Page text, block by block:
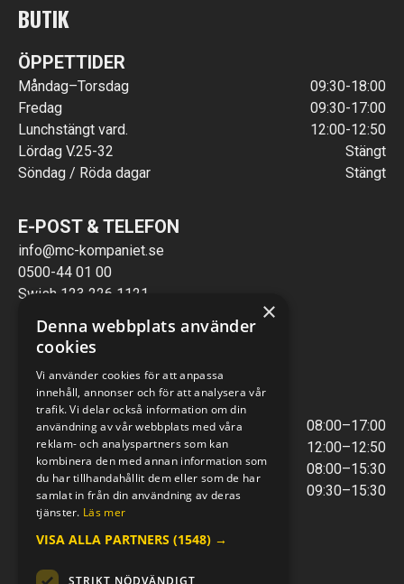
BUTIK
ÖPPETTIDER
Måndag–Torsdag
09:30-18:00
Fredag
09:30-17:00
Lunchstängt vard.
12:00-12:50
Lördag V.25-32
Stängt
Söndag / Röda dagar
Stängt
E-POST & TELEFON
info@mc-kompaniet.se
0500-44 01 00
Swish 123 226 1121
Kontantfri verksamhet
VERKSTAD
ÖPPETTIDER
Måndag - Torsdag
08:00–17:00
Lunchstängt
12:00–12:50
Fredagar
08:00–15:30
Telefontider
09:30–15:30
E-POST & TELEFON
verkstaden@mc-kompaniet.se
×
Denna webbplats använder
cookies
Vi använder cookies för att anpassa
innehåll, annonser och för att analysera vår
trafik. Vi delar också information om din
användning av vår webbplats med våra
reklam- och analyspartners som kan
kombinera den med annan information som
du har tillhandahållit dem eller som de har
samlat in från din användning av deras
tjänster. Läs mer
VISA ALLA PARTNERS (1548) →
STRIKT NÖDVÄNDIGT